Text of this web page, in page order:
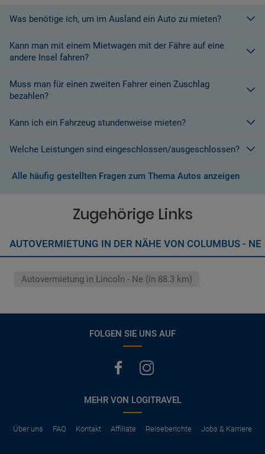
Was benötige ich, um im Ausland ein Auto zu mieten?
Mit einem europäischen Führerschein ist es kein Problem ein
Fahrzeug zu mieten. In Europa und bei den meisten
Kann man mit einem Mietwagen mit der Fähre auf eine
andere Insel fahren?
Die meisten Fahrzeugvermieter erlauben aus Gründen des
Versicherungsschutzes an Bord eines Schiffes nicht, dass ihre
Informationen finden Sie in den Bedingungen des Vermieters.
Muss man für einen zweiten Fahrer einen Zuschlag
bezahlen?
Ja. Für jeden zusätzlichen Fahrer muss am Zielort ein Zuschlag
Sonderangebot informiert, bei dem ein zusätzlicher Fahrer
Kann ich ein Fahrzeug stundenweise mieten?
Derzeit ist der Mindestzeitraum für eine Autoanmietung 24
Welche Leistungen sind eingeschlossen/ausgeschlossen?
Normalerweise werden Ihnen in den AGB's die Leistungen beim
(Normalerweise mit SB)
ausgeschlossen
Vollkasko Versicherung
Parkhäuser, Maut, Steuern, Strafzettel
Alle häufig gestellten Fragen zum Thema Autos anzeigen
Zugehörige Links
AUTOVERMIETUNG IN DER NÄHE VON COLUMBUS - NE
Autovermietung in Lincoln - Ne (in 88.3 km)
FOLGEN SIE UNS AUF
MEHR VON LOGITRAVEL
Über uns FAQ Kontakt Affiliate Reiseberichte Jobs & Karriere